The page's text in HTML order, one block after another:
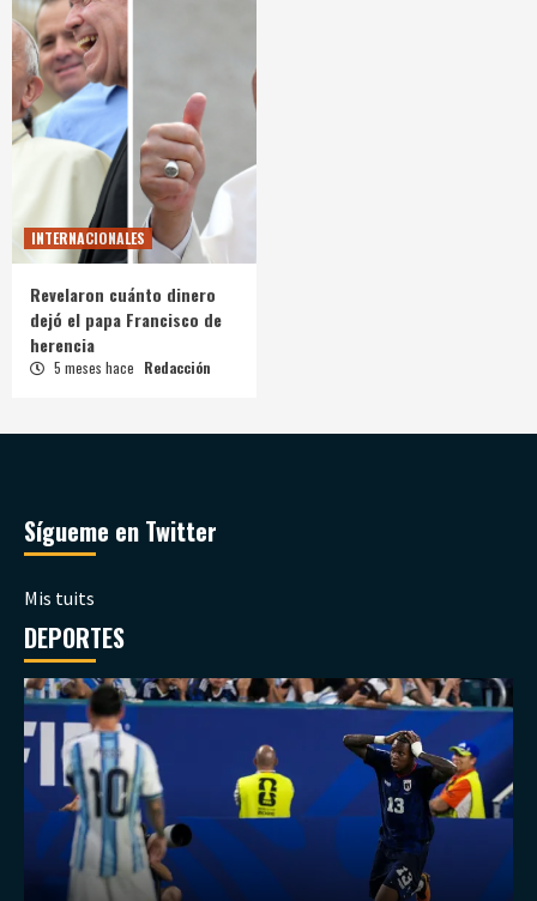
INTERNACIONALES
Revelaron cuánto dinero
dejó el papa Francisco de
herencia
5 meses hace Redacción
Sígueme en Twitter
Mis tuits
DEPORTES